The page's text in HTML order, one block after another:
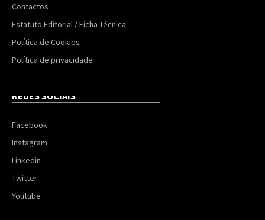
Contactos
Estatuto Editorial / Ficha Técnica
Política de Cookies
Política de privacidade
REDES SOCIAIS
Facebook
Instagram
Linkedin
Twitter
Youtube